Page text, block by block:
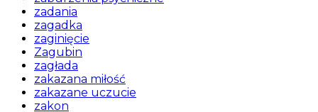
zadania
zagadka
zaginięcie
Zagubin
zagłada
zakazana miłość
zakazane uczucie
zakon